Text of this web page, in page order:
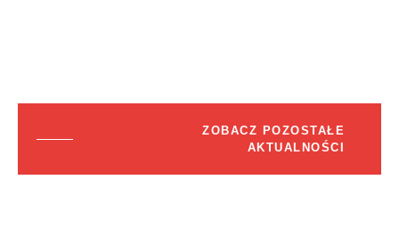
ZOBACZ POZOSTAŁE
AKTUALNOŚCI